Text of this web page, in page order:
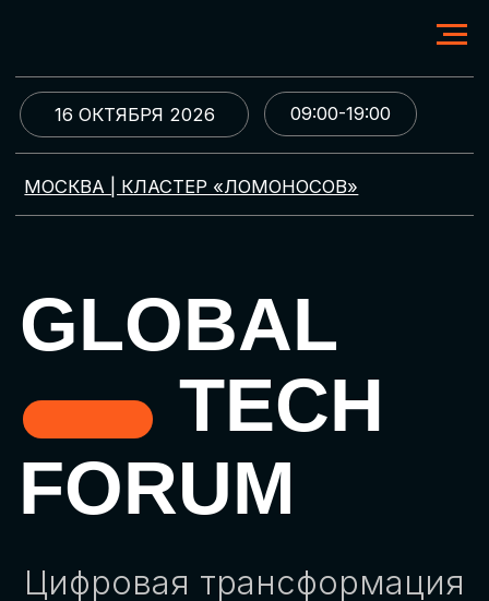
МОСКВА | КЛАСТЕР «ЛОМОНОСОВ»
GLOBAL
TECH
FORUM
Цифровая трансформация
и автоматизация бизнеса
ЗАРЕГИСТРИРОВАТЬСЯ
09:00-19:00
16 ОКТЯБРЯ 2026